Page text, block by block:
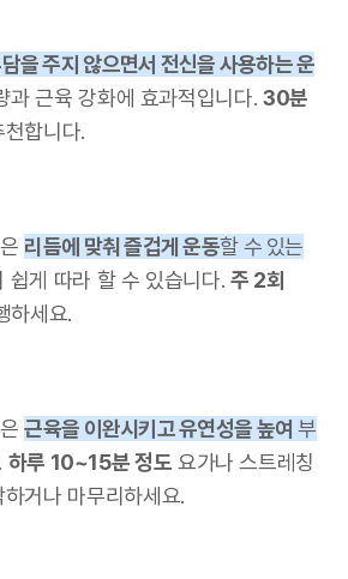
을 주지 않으면서 전신을 사용하는 운
과 근육 강화에 효과적입니다. 30분
합니다.
리듬에 맞춰 즐겁게 운동할 수 있는
쉽게 따라 할 수 있습니다. 주 2회
하세요.
은근육을 이완시키고 유연성을 높여 부
하루 10~15분 정도 요가나 스트레칭
거나 마무리하세요.